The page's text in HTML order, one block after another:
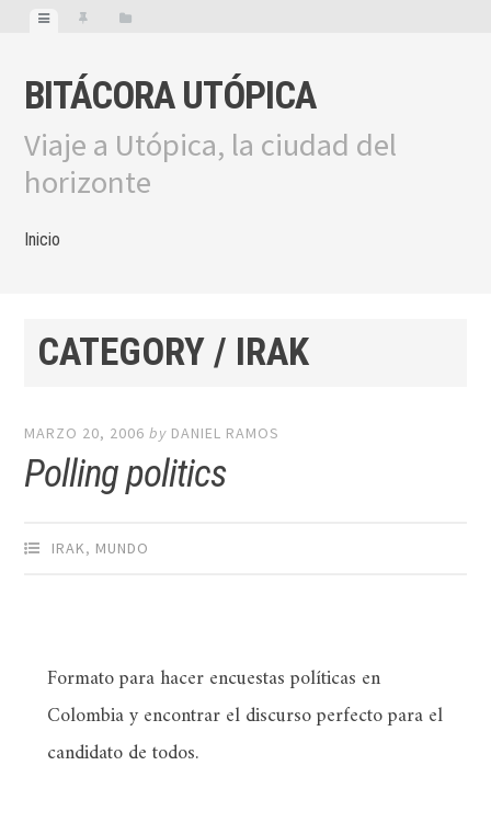
BITÁCORA UTÓPICA
Viaje a Utópica, la ciudad del
horizonte
Inicio
CATEGORY / IRAK
MARZO 20, 2006 by DANIEL RAMOS
Polling politics
IRAK, MUNDO
Formato para hacer encuestas políticas en
Colombia y encontrar el discurso perfecto para el
candidato de todos.